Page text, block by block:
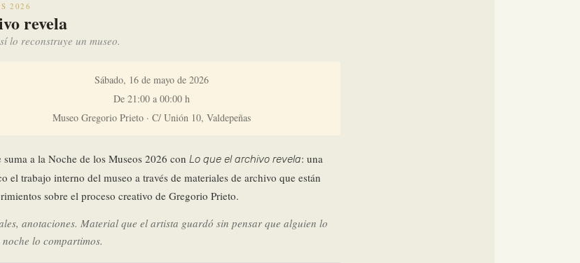
2026
revela
lo reconstruye un museo.
Sábado, 16 de mayo de 2026
De 21:00 a 00:00 h
Museo Gregorio Prieto · C/ Unión 10, Valdepeñas
a la Noche de los Museos 2026 con Lo que el archivo revela: una
el trabajo interno del museo a través de materiales de archivo que están
sobre el proceso creativo de Gregorio Prieto.
anotaciones. Material que el artista guardó sin pensar que alguien lo
lo compartimos.